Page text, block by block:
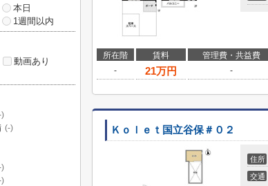
所在階 賃料 管理費・共益費
-
21万円 -
Ｋｏｌｅｔ国立谷保＃０２
住所
交通
本日
1週間以内
動画あり
)
(-)
)
)